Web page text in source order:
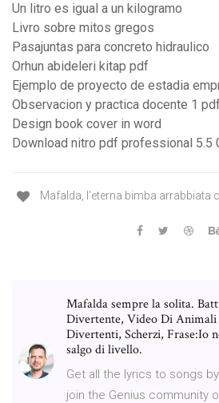
Un litro es igual a un kilogramo
Livro sobre mitos gregos
Pasajuntas para concreto hidraulico
Orhun abideleri kitap pdf
Ejemplo de proyecto de estadia
Observacion y practica docente 1 pdf
Design book cover in word
Download nitro pdf professional 5.5
Mafalda, l'eterna bimba arrabbiata
Mafalda sempre la solita.
Divertente, Video Di
Divertenti, Scherzi, Frase:Io
salgo di livello.
Get all the lyrics to songs
join the Genius community